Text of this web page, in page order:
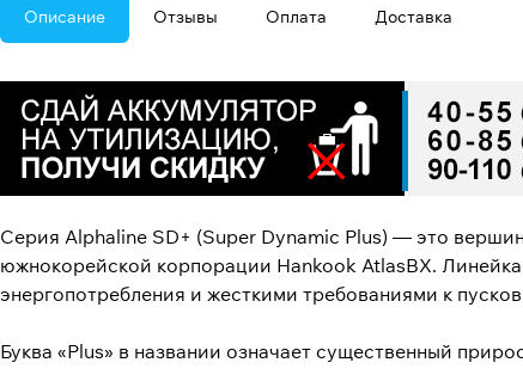
Описание Отзывы Оплата Доставка
Серия Alphaline SD+ (Super Dynamic Plus) — это
южнокорейской корпорации Hankook AtlasBX.
энергопотребления и жесткими требованиями к
Буква «Plus» в названии означает существенный